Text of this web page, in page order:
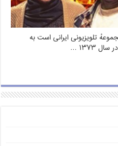
تلویزیونی ایرانی است به
۱۳۷۳ …